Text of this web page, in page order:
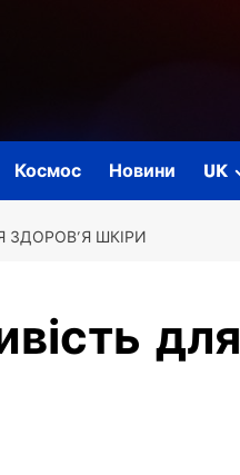
Космос Новини UK
ШКІРИ
для